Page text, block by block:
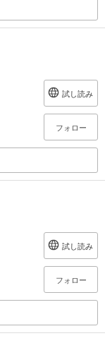
試し読み
フォロー
試し読み
フォロー